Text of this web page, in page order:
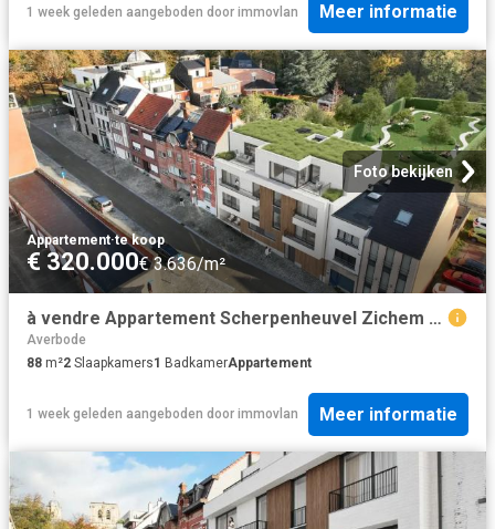
1 week geleden aangeboden door immovlan Meer informatie
Foto bekijken
Appartement·te koop
€ 320.000€ 3.636/m²
à vendre Appartement Scherpenheuvel Zichem Diestsestraat
Averbode
88 m²2 Slaapkamers1 BadkamerAppartement
1 week geleden aangeboden door immovlan Meer informatie